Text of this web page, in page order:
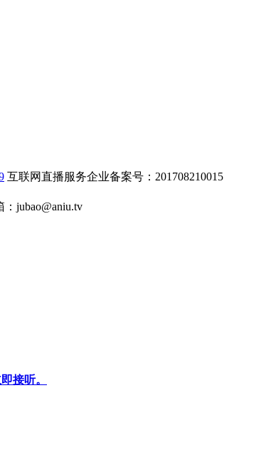
互联网直播服务企业备案号：201708210015
jubao@aniu.tv
接听。